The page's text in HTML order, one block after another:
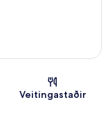
Veitingastaðir